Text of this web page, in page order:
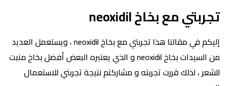
تجربتي مع بخاخ neoxidil
إليكم في مقالنا هذا تجربتي مع بخاخ neoxidil ، ويستعمل العديد
من السيدات بخاخ neoxidil و الذي يعتبره البعض أفضل بخاخ منبت
للشعر ، لذلك قررت تجربته و مشاركتم نتيجة تجربتي للاستعمال